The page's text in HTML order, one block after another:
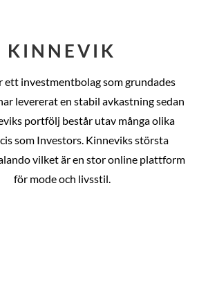
KINNEVIK
ett investmentbolag som grundades
levererat en stabil avkastning sedan
portfölj består utav många olika
som Investors. Kinneviks största
vilket är en stor online plattform
för mode och livsstil.